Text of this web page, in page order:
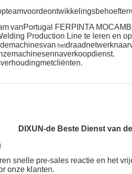
vanPortugal FERPINTA
Production Line te leren en
het
DIXUN-de Beste Dienst van
snelle pre-sales reactie en het
onze klanten.